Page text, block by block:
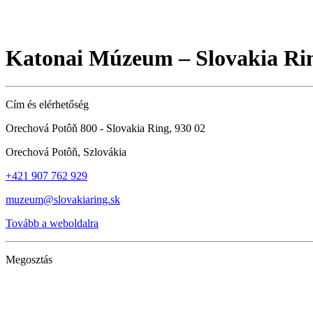
Katonai Múzeum – Slovakia
Cím és elérhetőség
Orechová Potôň 800 - Slovakia Ring, 930 02
Orechová Potôň, Szlovákia
+421 907 762 929
muzeum@slovakiaring.sk
Tovább a weboldalra
Megosztás